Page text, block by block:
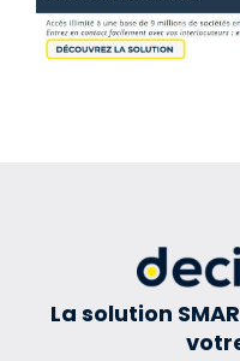
La solution